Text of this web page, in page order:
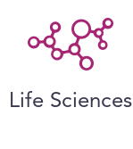
Life Sciences